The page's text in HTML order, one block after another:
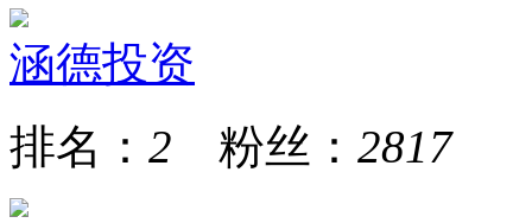
涵德投资
排名： 2 粉丝： 2817